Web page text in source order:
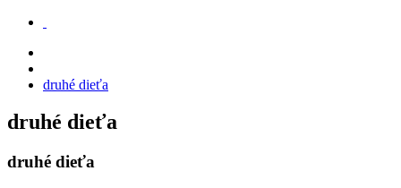
druhé dieťa
druhé dieťa
druhé dieťa